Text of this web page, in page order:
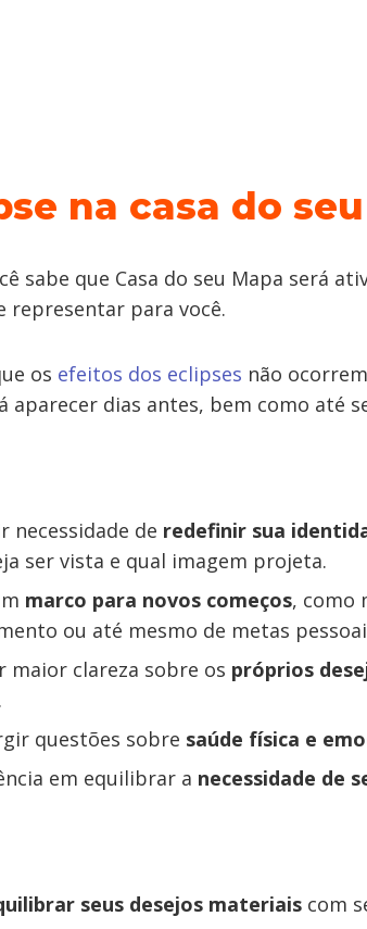
na casa do
sabe que Casa do seu Mapa será
representar para você.
os efeitos dos eclipses não
aparecer dias antes, bem como até
necessidade de redefinir sua
ser vista e qual imagem projeta.
marco para novos começos, como
ou até mesmo de metas
maior clareza sobre os próprios
questões sobre saúde física e
em equilibrar a necessidade de
seus desejos materiais com